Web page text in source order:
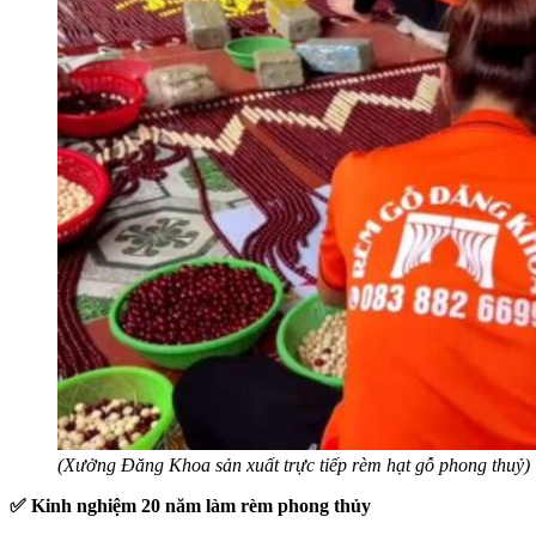
(Xưởng Đăng Khoa sản xuất trực tiếp rèm hạt gỗ phong thuỷ)
✅ Kinh nghiệm 20 năm làm rèm phong thủy